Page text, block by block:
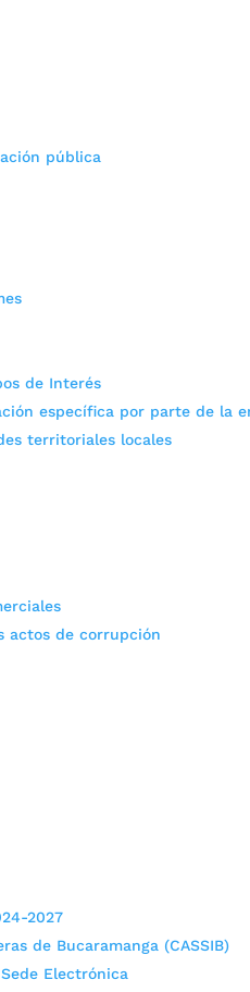
pública
de Interés
específica por parte de la
territoriales locales
actos de corrupción
2027
de Bucaramanga (CASSIB)
Electrónica